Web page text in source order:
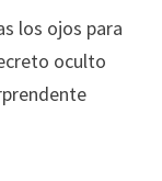
los ojos para
oculto